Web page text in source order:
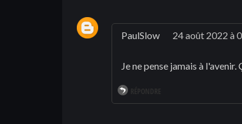
PaulSlow 24 août 2022 à
Je ne pense jamais à